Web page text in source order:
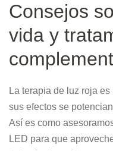
Consejos
vida y
La terapia de luz roja
sus efectos se
Así es como
LED para que